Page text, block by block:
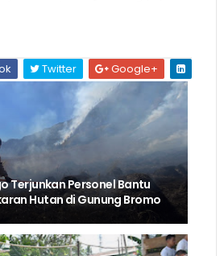
Twitter Google+
Terjunkan Personel Bantu
Hutan di Gunung Bromo